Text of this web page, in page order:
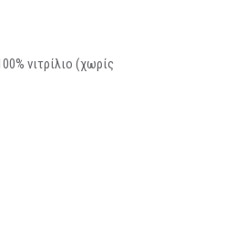
νιτρίλιο (χωρίς